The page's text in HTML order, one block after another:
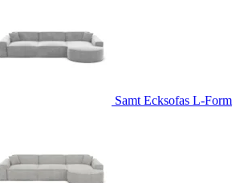
Samt Ecksofas L-Form